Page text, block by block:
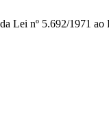
Lei nº 5.692/1971